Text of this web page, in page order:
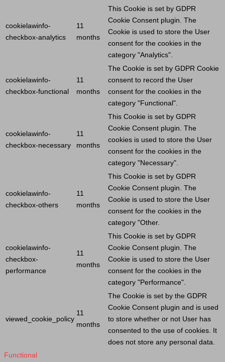
cookielawinfo-
checkbox-analytics
11
months
This Cookie is set by GDPR
Cookie Consent plugin. The
Cookie is used to store the User
consent for the cookies in the
category "Analytics".
cookielawinfo-
checkbox-functional
11
months
The Cookie is set by GDPR Cookie
consent to record the User
consent for the cookies in the
category "Functional".
cookielawinfo-
checkbox-necessary
11
months
This Cookie is set by GDPR
Cookie Consent plugin. The
cookies is used to store the User
consent for the cookies in the
category "Necessary".
cookielawinfo-
checkbox-others
11
months
This Cookie is set by GDPR
Cookie Consent plugin. The
Cookie is used to store the User
consent for the cookies in the
category "Other.
cookielawinfo-
checkbox-
performance
11
months
This Cookie is set by GDPR
Cookie Consent plugin. The
Cookie is used to store the User
consent for the cookies in the
category "Performance".
viewed_cookie_policy
11
months
The Cookie is set by the GDPR
Cookie Consent plugin and is used
to store whether or not User has
consented to the use of cookies. It
does not store any personal data.
Functional